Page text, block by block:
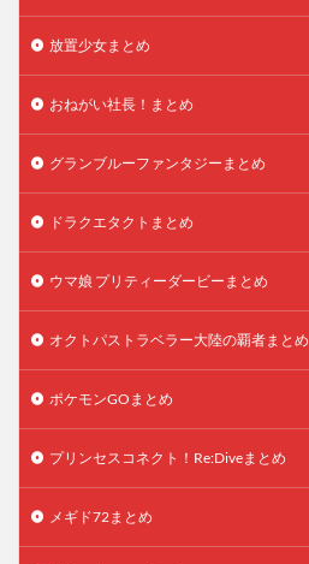
放置少女まとめ
おねがい社長！まとめ
グランブルーファンタジーまとめ
ドラクエタクトまとめ
ウマ娘 プリティーダービーまとめ
オクトパストラベラー大陸の覇者まとめ
ポケモンGOまとめ
プリンセスコネクト！Re:Diveまとめ
メギド72まとめ